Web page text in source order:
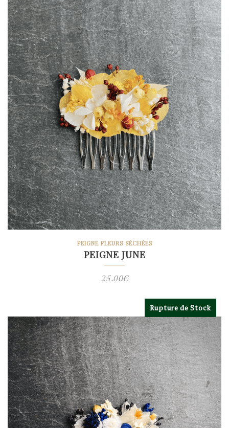
PEIGNE FLEURS SÉCHÉES
PEIGNE JUNE
25.00€
Rupture de Stock